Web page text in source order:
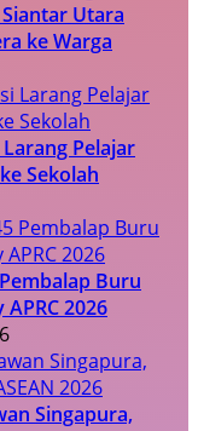
Utara
ke Warga
Pelajar
Sekolah
Buru
2026
Singapura,